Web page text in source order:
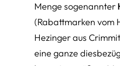
Menge sogenannter
(Rabattmarken vom
Hezinger aus
eine ganze